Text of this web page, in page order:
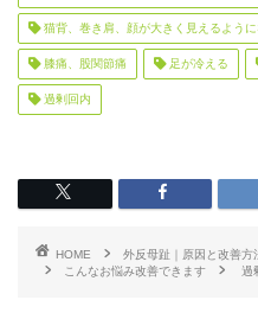
猫背、巻き肩、顔が大きく見えるように
膝痛、股関節痛 足が冷える
過剰回内
HOME
外反母趾｜原因と改善方
こんなお悩み改善できます
過